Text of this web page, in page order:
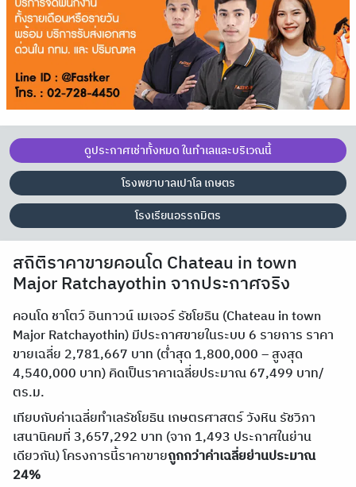
ดูประกาศเช่าทั้งหมด ในทำเลและบริเวณนี้
โรงพยาบาลเปาโล เกษตร
โรงเรียนอรรถมิตร
สถิติราคาขายคอนโด Chateau in town
Major Ratchayothin จากประกาศจริง
คอนโด ชาโตว์ อินทาวน์ เมเจอร์ รัชโยธิน (Chateau in town
Major Ratchayothin) มีประกาศขายในระบบ 6 รายการ ราคา
ขายเฉลี่ย 2,781,667 บาท (ต่ำสุด 1,800,000 – สูงสุด
4,540,000 บาท) คิดเป็นราคาเฉลี่ยประมาณ 67,499 บาท/
ตร.ม.
เทียบกับค่าเฉลี่ยทำเลรัชโยธิน เกษตรศาสตร์ วังหิน รัชวิภา
เสนานิคมที่ 3,657,292 บาท (จาก 1,493 ประกาศในย่าน
เดียวกัน) โครงการนี้ราคาขายถูกกว่าค่าเฉลี่ยย่านประมาณ
24%